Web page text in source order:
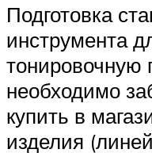
Подготовка
инструмента
тонировочную
необходимо
купить в
изделия